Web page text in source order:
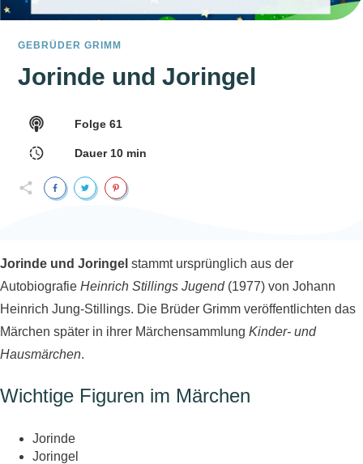
GEBRÜDER GRIMM
Jorinde und Joringel
Folge 61
Dauer 10min
Jorinde und Joringel stammt ursprünglich aus der
Autobiografie Heinrich Stillings Jugend(1977) von Johann
Heinrich Jung-Stillings. Die Brüder Grimm veröffentlichten das
Märchen später in ihrer Märchensammlung Kinder- und
Hausmärchen.
Wichtige Figuren im Märchen
Jorinde
Joringel